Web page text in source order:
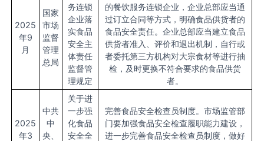
2025
年9
月
国家
市场
监督
管理
总局
务连锁
企业落
实食品
安全主
体责任
监督管
理规定
的餐饮服务连锁企业，企业总部应当通
过订立合同等方式，明确食品供货者的
食品安全责任。企业总部应当建立食品
供货者准入、评价和退出机制，自行或
者委托第三方机构对大宗食材等进行抽
检，及时更换不符合要求的食品供货
者。
2025
年3
中共
中
央、
关于进
一步强
化食品
安全全
完善食品安全检查员制度。市场监管部
门要加强食品安全检查履职能力建设，
进一步完善食品安全检查员制度，做好